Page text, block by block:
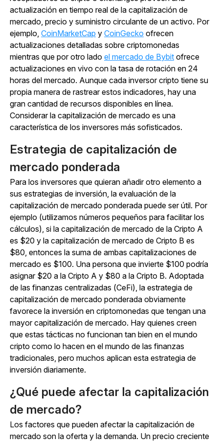
actualización en tiempo real de la capitalización de
mercado, precio y suministro circulante de un activo. Por
ejemplo, CoinMarketCap y CoinGecko ofrecen
actualizaciones detalladas sobre criptomonedas
mientras que por otro lado el mercado de Bybit ofrece
actualizaciones en vivo con la tasa de rotación en 24
horas del mercado. Aunque cada inversor cripto tiene su
propia manera de rastrear estos indicadores, hay una
gran cantidad de recursos disponibles en línea.
Considerar la capitalización de mercado es una
característica de los inversores más sofisticados.
Estrategia de capitalización de
mercado ponderada
Para los inversores que quieran añadir otro elemento a
sus estrategias de inversión, la evaluación de la
capitalización de mercado ponderada puede ser útil. Por
ejemplo (utilizamos números pequeños para facilitar los
cálculos), si la capitalización de mercado de la Cripto A
es $20 y la capitalización de mercado de Cripto B es
$80, entonces la suma de ambas capitalizaciones de
mercado es $100. Una persona que invierte $100 podría
asignar $20 a la Cripto A y $80 a la Cripto B. Adoptada
de las finanzas centralizadas (CeFi), la estrategia de
capitalización de mercado ponderada obviamente
favorece la inversión en criptomonedas que tengan una
mayor capitalización de mercado. Hay quienes creen
que estas tácticas no funcionan tan bien en el mundo
cripto como lo hacen en el mundo de las finanzas
tradicionales, pero muchos aplican esta estrategia de
inversión diariamente.
¿Qué puede afectar la capitalización
de mercado?
Los factores que pueden afectar la capitalización de
mercado son la oferta y la demanda. Un precio creciente